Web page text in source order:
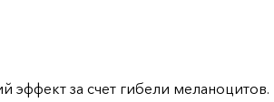
за счет гибели меланоцитов.